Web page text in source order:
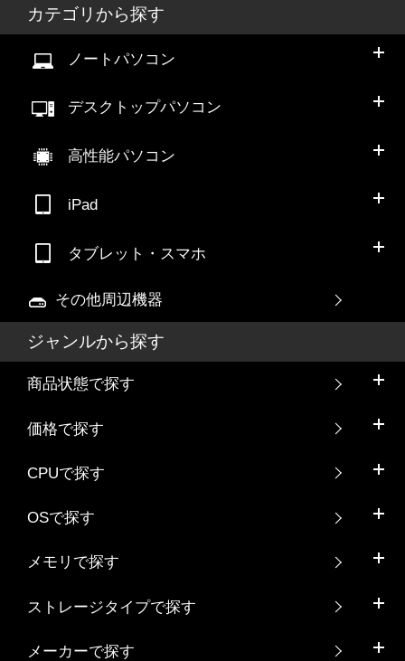
カテゴリから探す
ノートパソコン
デスクトップパソコン
高性能パソコン
iPad
タブレット・スマホ
その他周辺機器
ジャンルから探す
商品状態で探す
価格で探す
CPUで探す
OSで探す
メモリで探す
ストレージタイプで探す
メーカーで探す